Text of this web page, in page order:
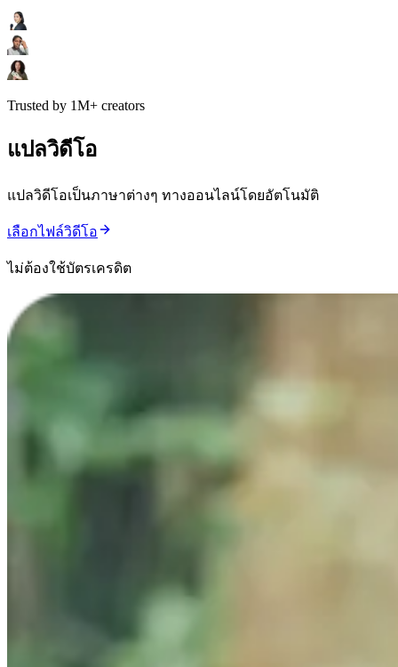
Trusted by 1M+ creators
แปลวิดีโอ
แปลวิดีโอเป็นภาษาต่างๆ ทางออนไลน์โดยอัตโนมัติ
เลือกไฟล์วิดีโอ
ไม่ต้องใช้บัตรเครดิต